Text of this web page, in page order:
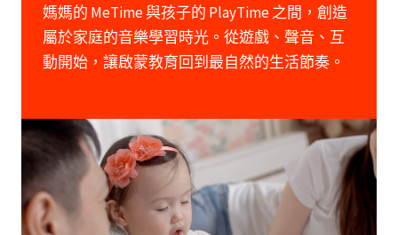
媽媽的 MeTime 與孩子的 PlayTime 之間，創造
屬於家庭的音樂學習時光。從遊戲、聲音、互
動開始，讓啟蒙教育回到最自然的生活節奏。